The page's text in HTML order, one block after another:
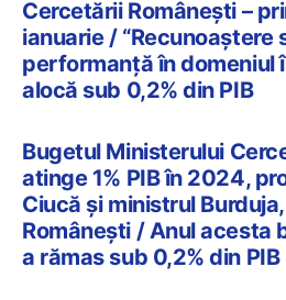
Cercetării Românești –
ianuarie / “Recunoaștere
performanță în domeniul
alocă sub 0,2% din PIB
Bugetul Ministerului
atinge 1% PIB în 2024,
Ciucă și ministrul
Românești / Anul acesta
a rămas sub 0,2% din PIB